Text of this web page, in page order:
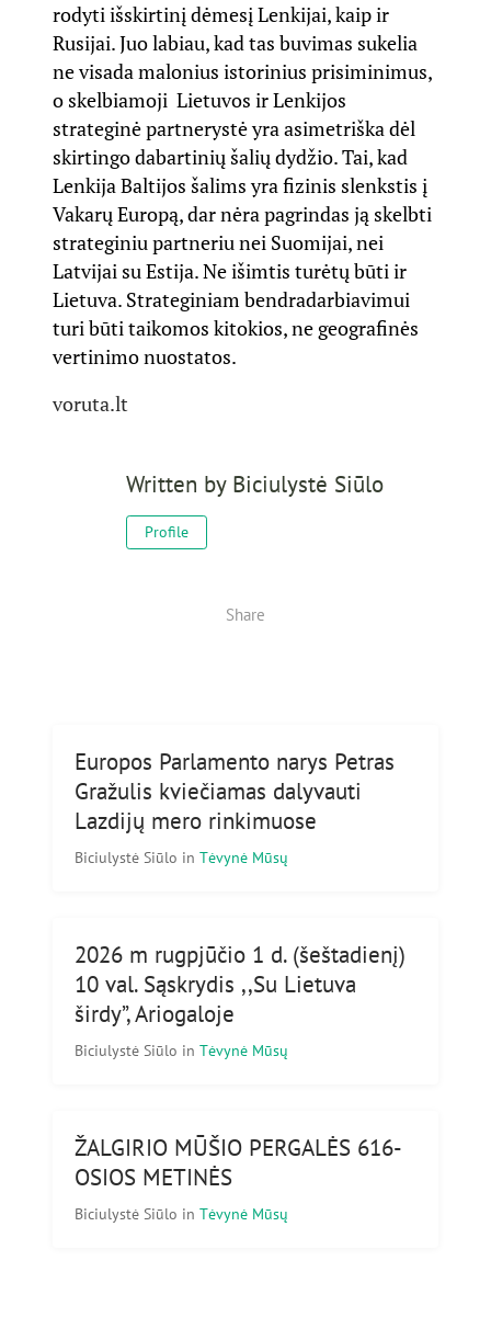
rodyti išskirtinį dėmesį Lenkijai, kaip ir
Rusijai. Juo labiau, kad tas buvimas sukelia
ne visada malonius istorinius prisiminimus,
o skelbiamoji Lietuvos ir Lenkijos
strateginė partnerystė yra asimetriška dėl
skirtingo dabartinių šalių dydžio. Tai, kad
Lenkija Baltijos šalims yra fizinis slenkstis į
Vakarų Europą, dar nėra pagrindas ją skelbti
strateginiu partneriu nei Suomijai, nei
Latvijai su Estija. Ne išimtis turėtų būti ir
Lietuva. Strateginiam bendradarbiavimui
turi būti taikomos kitokios, ne geografinės
vertinimo nuostatos.
voruta.lt
Written by Biciulystė Siūlo
Profile
Share
Europos Parlamento narys Petras
Gražulis kviečiamas dalyvauti
Lazdijų mero rinkimuose
Biciulystė Siūlo in Tėvynė Mūsų
2026 m rugpjūčio 1 d. (šeštadienį)
10 val. Sąskrydis ,,Su Lietuva
širdy”, Ariogaloje
Biciulystė Siūlo in Tėvynė Mūsų
ŽALGIRIO MŪŠIO PERGALĖS 616-
OSIOS METINĖS
Biciulystė Siūlo in Tėvynė Mūsų